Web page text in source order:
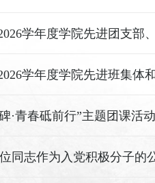
学年度学院先进班集体
·青春砥前行”主题团课活
同志作为入党积极分子的